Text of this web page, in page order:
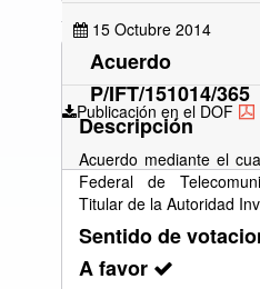
15 Octubre 2014
Publicación en el DOF
Acuerdo
P/IFT/151014/365
Descripción
Acuerdo mediante el
Federal de
Titular de la Autoridad
Sentido de
A favor